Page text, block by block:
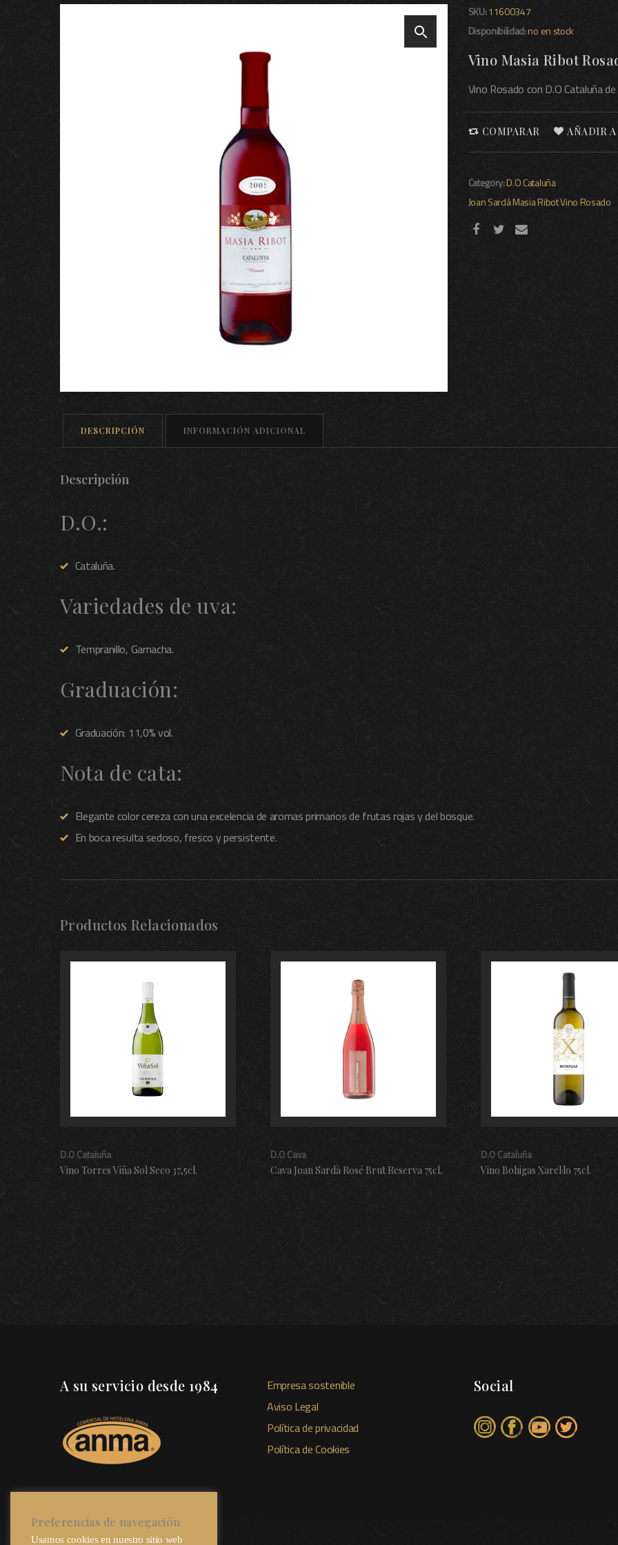
SKU:11600347
Disponibilidad:no en stock
Vino Masia Ribot
Vino Rosado con D.O Cataluña
COMPARAR AÑADIR
Category:D.O Cataluña
Joan SardáMasia RibotVino Rosado
DESCRIPCIÓN INFORMACIÓN ADICIONAL
Descripción
D.O.:
Cataluña.
Variedades de uva:
Tempranillo, Garnacha.
Graduación:
Graduación: 11,0% vol.
Nota de cata:
Elegante color cereza con una excelencia de aromas primarios de frutas rojas y del bosque.
En boca resulta sedoso, fresco y persistente.
Productos Relacionados
D.O Cataluña
Vino Torres Viña Sol Seco 37,5cl.
D.O Cava
Cava Joan Sardà Rosé Brut Reserva 75cl.
D.O Cataluña
Vino Bohigas Xarel·lo 75cl.
A su servicio desde 1984
Empresa sostenible
Aviso Legal
Política de privacidad
Política de Cookies
Social
Preferencias de navegación
Usamos cookies en nuestro sitio web